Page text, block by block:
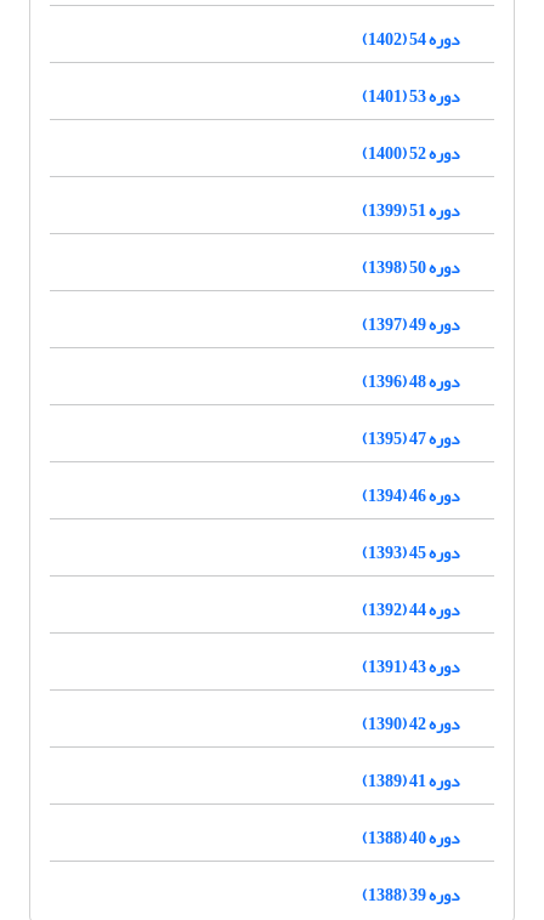
دوره 54 (1402)
دوره 53 (1401)
دوره 52 (1400)
دوره 51 (1399)
دوره 50 (1398)
دوره 49 (1397)
دوره 48 (1396)
دوره 47 (1395)
دوره 46 (1394)
دوره 45 (1393)
دوره 44 (1392)
دوره 43 (1391)
دوره 42 (1390)
دوره 41 (1389)
دوره 40 (1388)
دوره 39 (1388)